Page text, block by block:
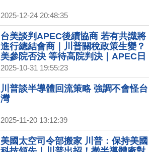
2025-12-24 20:48:35
台美談判APEC後續協商 若有共識將
進行總結會商｜川普關稅政策生變？
美參院否決 等待高院判決｜APEC日
韓領袖首次會晤 大會轉播秀中華民國
國旗｜黃仁勳睽違15年再訪南韓！握
川普牌擴美AI影響力｜迎雙11！統一
擴大電商布局 富邦媒推跨境服務
2025-10-31 19:55:23
川普談半導體回流策略 強調不會怪台
灣
2025-11-20 13:12:39
美國太空司令部搬家 川普：保持美國